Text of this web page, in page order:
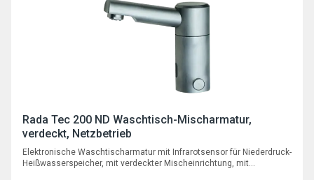
Rada Tec 200 ND Waschtisch-Mischarmatur,
verdeckt, Netzbetrieb
Elektronische Waschtischarmatur mit Infrarotsensor für Niederdruck-
Heißwasserspeicher, mit verdeckter Mischeinrichtung, mit